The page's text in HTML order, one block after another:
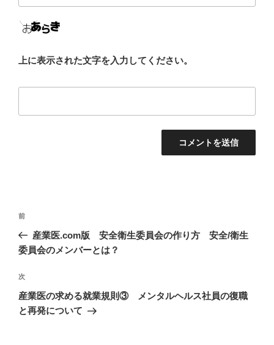
上に表示された文字を入力してください。
投
ナ
ゲ
ー
シ
過
去
の
稿
前
産業医.com版 安全衛生委員会の作り方 安全/衛生
委員会のメンバーとは？
次
の
投
次
産業医の求める就業規則③ メンタルヘルス社員の復職
と再発について